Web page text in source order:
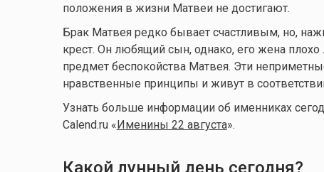
положения в жизни Матвеи не достигают.
Брак Матвея редко бывает счастливым, но,
крест. Он любящий сын, однако, его жена
предмет беспокойства Матвея. Эти
нравственные принципы и живут в
Узнать больше информации об именниках
Calend.ru «Именины 22 августа».
Какой лунный день сегодня?